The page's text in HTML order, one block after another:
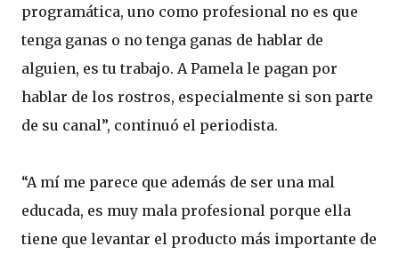
programática, uno como profesional no es que
tenga ganas o no tenga ganas de hablar de
alguien, es tu trabajo. A Pamela le pagan por
hablar de los rostros, especialmente si son parte
de su canal”, continuó el periodista.
“A mí me parece que además de ser una mal
educada, es muy mala profesional porque ella
tiene que levantar el producto más importante de